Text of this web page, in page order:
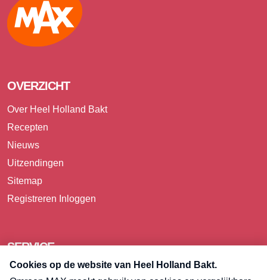
OVERZICHT
Over Heel Holland Bakt
Recepten
Nieuws
Uitzendingen
Sitemap
Registreren Inloggen
SERVICE
Over Omroep MAX